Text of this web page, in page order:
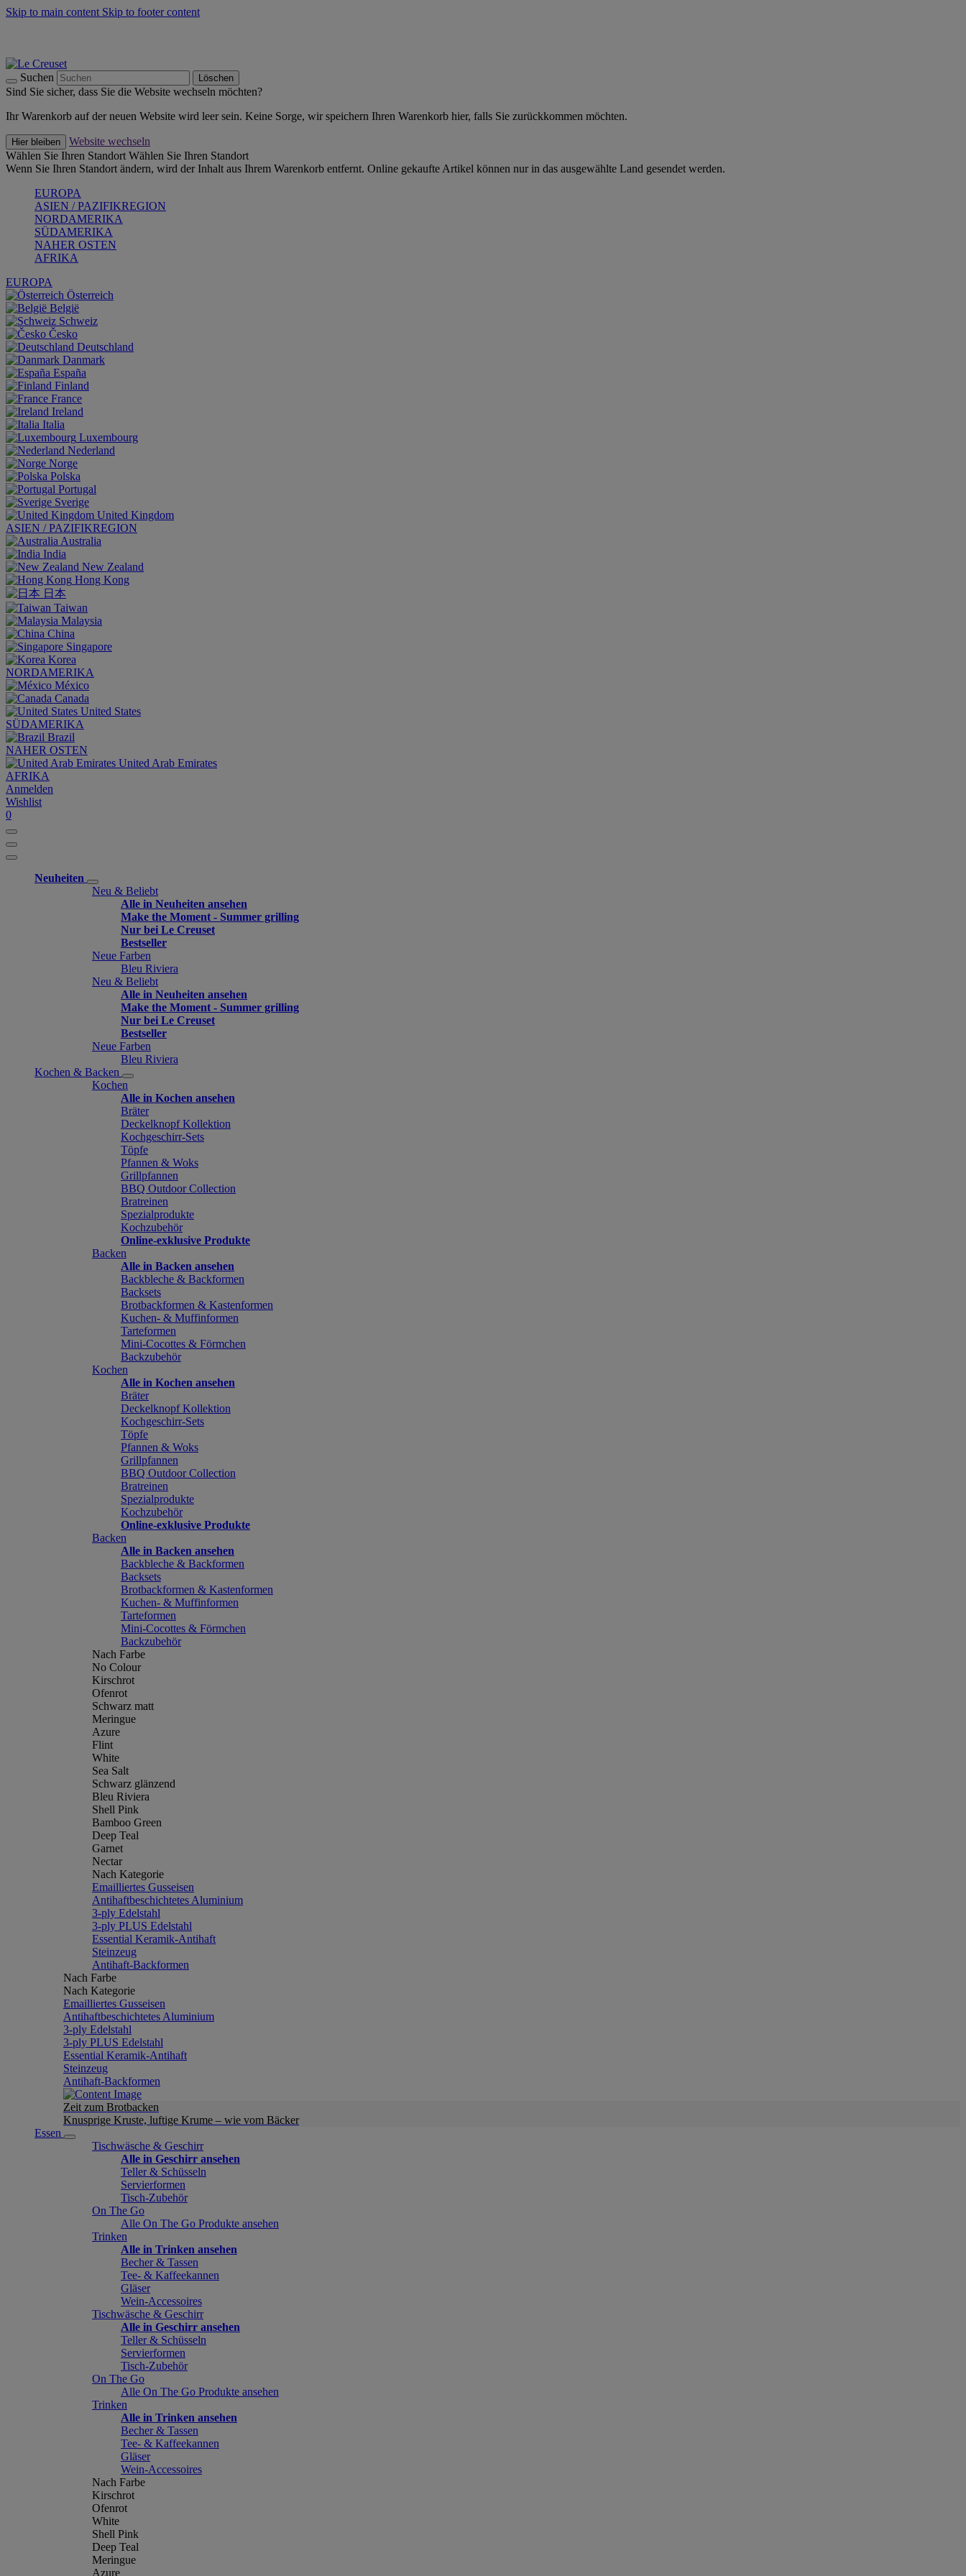
Skip to main content Skip to footer content
Suchen Löschen
Sind Sie sicher, dass Sie die Website wechseln möchten?
Ihr Warenkorb auf der neuen Website wird leer sein. Keine Sorge, wir speichern Ihren Warenkorb hier, falls Sie zurückkommen möchten.
Hier bleiben
Website wechseln
Wählen Sie Ihren Standort Wählen Sie Ihren Standort
Wenn Sie Ihren Standort ändern, wird der Inhalt aus Ihrem Warenkorb entfernt. Online gekaufte Artikel können nur in das ausgewählte Land gesendet werden.
EUROPA
ASIEN / PAZIFIKREGION
NORDAMERIKA
SÜDAMERIKA
NAHER OSTEN
AFRIKA
EUROPA
Österreich
België
Schweiz
Česko
Deutschland
Danmark
España
Finland
France
Ireland
Italia
Luxembourg
Nederland
Norge
Polska
Portugal
Sverige
United Kingdom
ASIEN / PAZIFIKREGION
Australia
India
New Zealand
Hong Kong
日本
Taiwan
Malaysia
China
Singapore
Korea
NORDAMERIKA
México
Canada
United States
SÜDAMERIKA
Brazil
NAHER OSTEN
United Arab Emirates
AFRIKA
Anmelden
Wishlist
0
Neuheiten
Neu & Beliebt
Alle in Neuheiten ansehen
Make the Moment - Summer grilling
Nur bei Le Creuset
Bestseller
Neue Farben
Bleu Riviera
Neu & Beliebt
Alle in Neuheiten ansehen
Make the Moment - Summer grilling
Nur bei Le Creuset
Bestseller
Neue Farben
Bleu Riviera
Kochen & Backen
Kochen
Alle in Kochen ansehen
Bräter
Deckelknopf Kollektion
Kochgeschirr-Sets
Töpfe
Pfannen & Woks
Grillpfannen
BBQ Outdoor Collection
Bratreinen
Spezialprodukte
Kochzubehör
Online-exklusive Produkte
Backen
Alle in Backen ansehen
Backbleche & Backformen
Backsets
Brotbackformen & Kastenformen
Kuchen- & Muffinformen
Tarteformen
Mini-Cocottes & Förmchen
Backzubehör
Kochen
Alle in Kochen ansehen
Bräter
Deckelknopf Kollektion
Kochgeschirr-Sets
Töpfe
Pfannen & Woks
Grillpfannen
BBQ Outdoor Collection
Bratreinen
Spezialprodukte
Kochzubehör
Online-exklusive Produkte
Backen
Alle in Backen ansehen
Backbleche & Backformen
Backsets
Brotbackformen & Kastenformen
Kuchen- & Muffinformen
Tarteformen
Mini-Cocottes & Förmchen
Backzubehör
Nach Farbe
No Colour
Kirschrot
Ofenrot
Schwarz matt
Meringue
Azure
Flint
White
Sea Salt
Schwarz glänzend
Bleu Riviera
Shell Pink
Bamboo Green
Deep Teal
Garnet
Nectar
Nach Kategorie
Emailliertes Gusseisen
Antihaftbeschichtetes Aluminium
3-ply Edelstahl
3-ply PLUS Edelstahl
Essential Keramik-Antihaft
Steinzeug
Antihaft-Backformen
Nach Farbe
Nach Kategorie
Emailliertes Gusseisen
Antihaftbeschichtetes Aluminium
3-ply Edelstahl
3-ply PLUS Edelstahl
Essential Keramik-Antihaft
Steinzeug
Antihaft-Backformen
Zeit zum Brotbacken
Knusprige Kruste, luftige Krume – wie vom Bäcker
Essen
Tischwäsche & Geschirr
Alle in Geschirr ansehen
Teller & Schüsseln
Servierformen
Tisch-Zubehör
On The Go
Alle On The Go Produkte ansehen
Trinken
Alle in Trinken ansehen
Becher & Tassen
Tee- & Kaffeekannen
Gläser
Wein-Accessoires
Tischwäsche & Geschirr
Alle in Geschirr ansehen
Teller & Schüsseln
Servierformen
Tisch-Zubehör
On The Go
Alle On The Go Produkte ansehen
Trinken
Alle in Trinken ansehen
Becher & Tassen
Tee- & Kaffeekannen
Gläser
Wein-Accessoires
Nach Farbe
Kirschrot
Ofenrot
White
Shell Pink
Deep Teal
Meringue
Azure